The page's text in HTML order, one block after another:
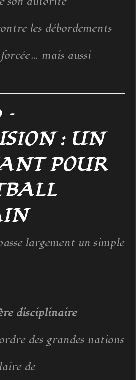
les débordements
mais aussi
–
: UN
POUR
largement un simple
disciplinaire
des grandes nations
de